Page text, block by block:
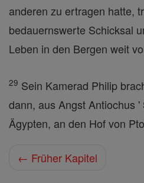
anderen zu ertragen hatte,
bedauernswerte Schicksal
Leben in den Bergen weit
29 Sein Kamerad Philip
dann, aus Angst Antiochus '
Ägypten, an den Hof von
← Früher Kapitel